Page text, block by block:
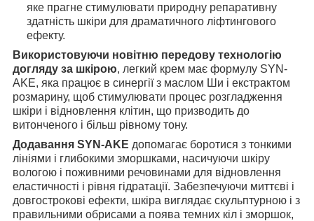
яке прагне стимулювати природну репаративну
здатність шкіри для драматичного ліфтингового
ефекту.
Використовуючи новітню передову технологію
догляду за шкірою, легкий крем має формулу SYN-
AKE, яка працює в синергії з маслом Ши і екстрактом
розмарину, щоб стимулювати процес розгладження
шкіри і відновлення клітин, що призводить до
витонченого і більш рівному тону.
Додавання SYN-AKE допомагає боротися з тонкими
лініями і глибокими зморшками, насичуючи шкіру
вологою і поживними речовинами для відновлення
еластичності і рівня гідратації. Забезпечуючи миттєві і
довгострокові ефекти, шкіра виглядає скульптурною і з
правильними обрисами а поява темних кіл і зморшок,